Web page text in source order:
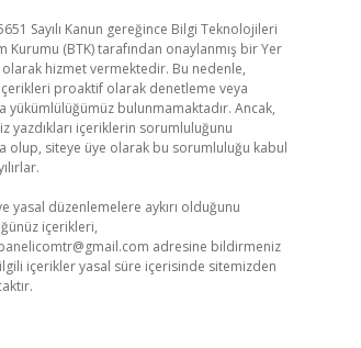
Sayılı Kanun gereğince Bilgi Teknolojileri
Kurumu (BTK) tarafından onaylanmış bir Yer
olarak hizmet vermektedir. Bu nedenle,
proaktif olarak denetleme veya
yükümlülüğümüz bulunmamaktadır. Ancak,
yazdıkları içeriklerin sorumluluğunu
olup, siteye üye olarak bu sorumluluğu kabul
yasal düzenlemelere aykırı olduğunu
içerikleri,
adresine bildirmeniz
içerikler yasal süre içerisinde sitemizden